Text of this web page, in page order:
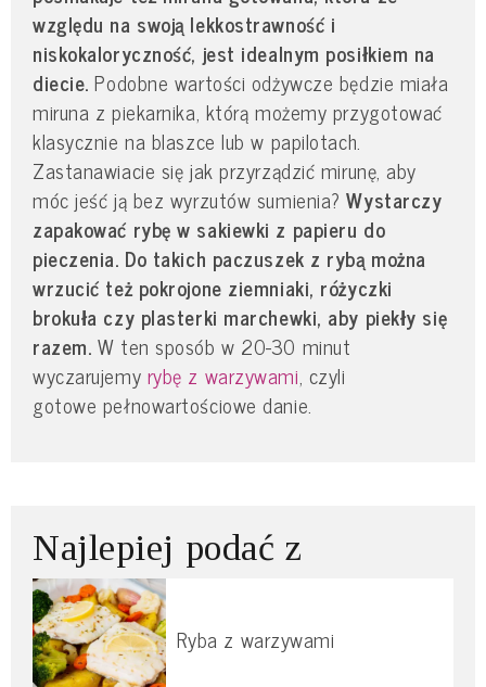
względu na swoją lekkostrawność i
niskokaloryczność, jest idealnym posiłkiem na
diecie. Podobne wartości odżywcze będzie miała
miruna z piekarnika, którą możemy przygotować
klasycznie na blaszce lub w papilotach.
Zastanawiacie się jak przyrządzić mirunę, aby
móc jeść ją bez wyrzutów sumienia? Wystarczy
zapakować rybę w sakiewki z papieru do
pieczenia. Do takich paczuszek z rybą można
wrzucić też pokrojone ziemniaki, różyczki
brokuła czy plasterki marchewki, aby piekły się
razem. W ten sposób w 20-30 minut
wyczarujemy rybę z warzywami, czyli
gotowe pełnowartościowe danie.
Najlepiej podać z
Ryba z warzywami